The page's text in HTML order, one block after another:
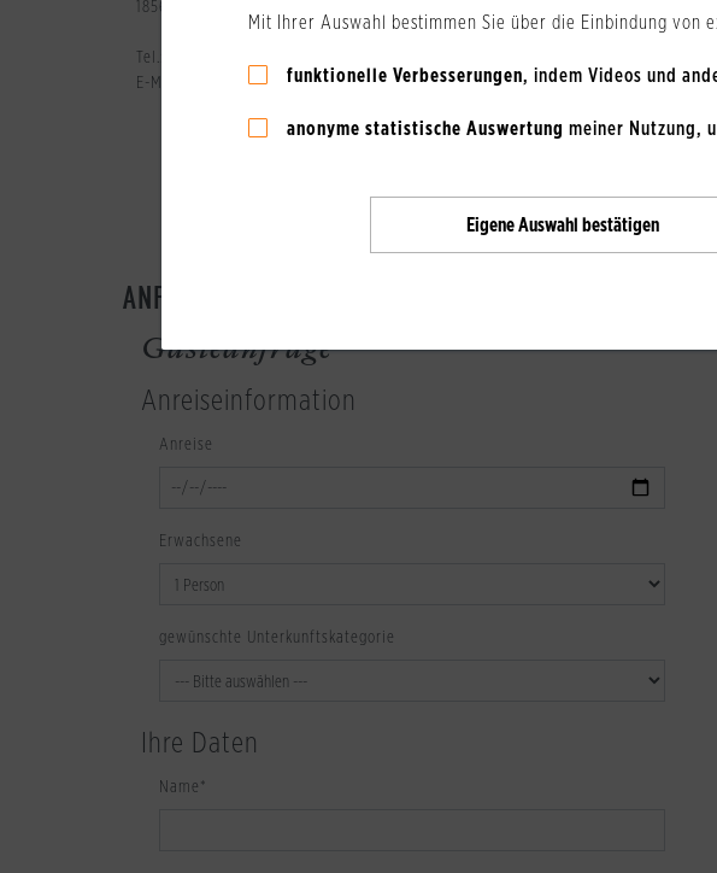
18564 Sassnitz / Rügen
Tel.:
E-Mail:
info@blockhausferien-ruegen.de
ANFRAGEN
Gästeanfrage
Anreiseinformation
Anreise
Erwachsene
gewünschte Unterkunftskategorie
Ihre Daten
Name*
Mit Ihrer Auswahl bestimmen Sie über die Einbindung von
funktionelle Verbesserungen, indem Videos und
anonyme statistische Auswertung meiner Nutzung,
EigeneAuswahl bestätigen